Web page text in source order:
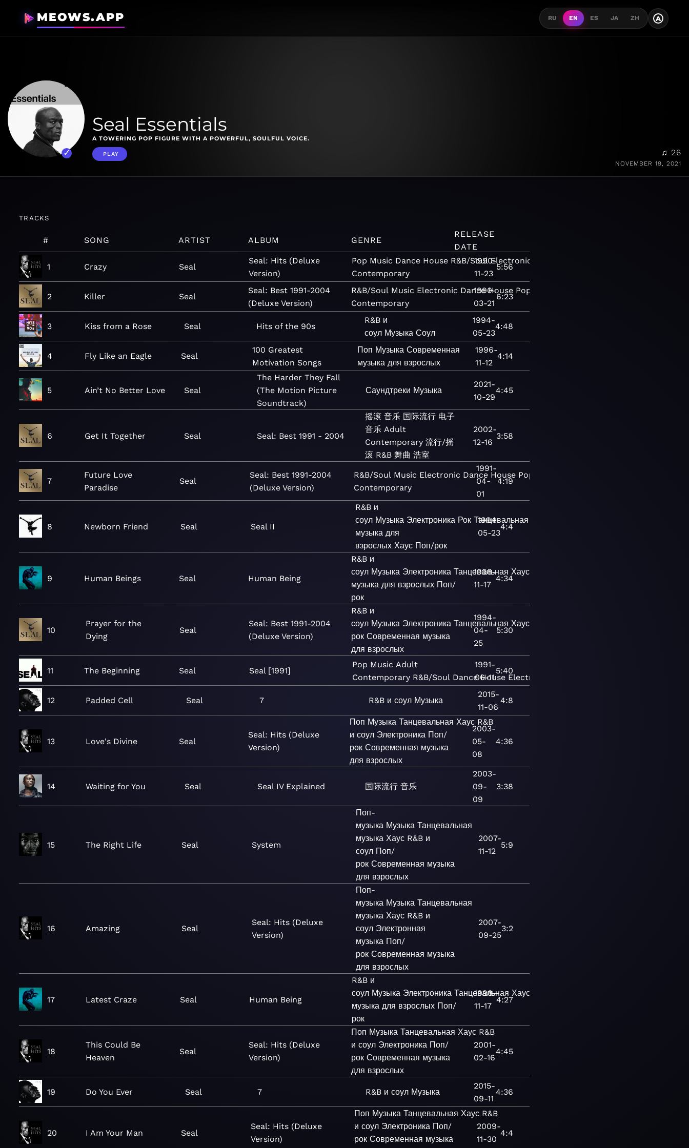
MEOWS.APP RU EN ES JA ZH A
Seal Essentials
A TOWERING POP FIGURE WITH A POWERFUL, SOULFUL VOICE.
PLAY ♫ 26
NOVEMBER 19, 2021
TRACKS
# SONG ARTIST ALBUM GENRE
RELEASE
DATE
1 Crazy Seal
Seal: Hits (Deluxe
Version)
Pop Music Dance House R&B/Soul Electronic
Contemporary
1990-
11-23
5:56
2 Killer Seal
Seal: Best 1991-2004
(Deluxe Version)
R&B/Soul Music Electronic Dance House Pop
Contemporary
1990-
03-21
6:23
3 Kiss from a Rose Seal Hits of the 90s
R&B и
соул Музыка Соул
1994-
05-23
4:48
4 Fly Like an Eagle Seal
100 Greatest
Motivation Songs
Поп Музыка Современная
музыка для взрослых
1996-
11-12
4:14
5 Ain’t No Better Love Seal
The Harder They Fall
(The Motion Picture
Soundtrack)
Саундтреки Музыка
2021-
10-29
4:45
6 Get It Together Seal Seal: Best 1991 - 2004
摇滚 音乐 国际流行 电子
音乐 Adult
Contemporary 流行/摇
滚 R&B 舞曲 浩室
2002-
12-16
3:58
7
Future Love
Paradise
Seal
Seal: Best 1991-2004
(Deluxe Version)
R&B/Soul Music Electronic Dance House Pop
Contemporary
1991-
04-
01
4:19
8 Newborn Friend Seal Seal II
R&B и
соул Музыка Электроника Рок Танцевальная
музыка для
взрослых Хаус Поп/рок
1994-
05-23
4:4
9 Human Beings Seal Human Being
R&B и
соул Музыка Электроника Танцевальная Хаус
музыка для взрослых Поп/
рок
1998-
11-17
4:34
10
Prayer for the
Dying
Seal
Seal: Best 1991-2004
(Deluxe Version)
R&B и
соул Музыка Электроника Танцевальная Хаус
рок Современная музыка
для взрослых
1994-
04-
25
5:30
11 The Beginning Seal Seal [1991]
Pop Music Adult
Contemporary R&B/Soul Dance House Electronic
1991-
06-11
5:40
12 Padded Cell Seal 7 R&B и соул Музыка
2015-
11-06
4:8
13 Love's Divine Seal
Seal: Hits (Deluxe
Version)
Поп Музыка Танцевальная Хаус R&B
и соул Электроника Поп/
рок Современная музыка
для взрослых
2003-
05-
08
4:36
14 Waiting for You Seal Seal IV Explained 国际流行 音乐
2003-
09-
09
3:38
15 The Right Life Seal System
Поп-
музыка Музыка Танцевальная
музыка Хаус R&B и
соул Поп/
рок Современная музыка
для взрослых
2007-
11-12
5:9
16 Amazing Seal
Seal: Hits (Deluxe
Version)
Поп-
музыка Музыка Танцевальная
музыка Хаус R&B и
соул Электронная
музыка Поп/
рок Современная музыка
для взрослых
2007-
09-25
3:2
17 Latest Craze Seal Human Being
R&B и
соул Музыка Электроника Танцевальная Хаус
музыка для взрослых Поп/
рок
1998-
11-17
4:27
18
This Could Be
Heaven
Seal
Seal: Hits (Deluxe
Version)
Поп Музыка Танцевальная Хаус R&B
и соул Электроника Поп/
рок Современная музыка
для взрослых
2001-
02-16
4:45
19 Do You Ever Seal 7 R&B и соул Музыка
2015-
09-11
4:36
20 I Am Your Man Seal
Seal: Hits (Deluxe
Version)
Поп Музыка Танцевальная Хаус R&B
и соул Электроника Поп/
рок Современная музыка
2009-
11-30
4:4